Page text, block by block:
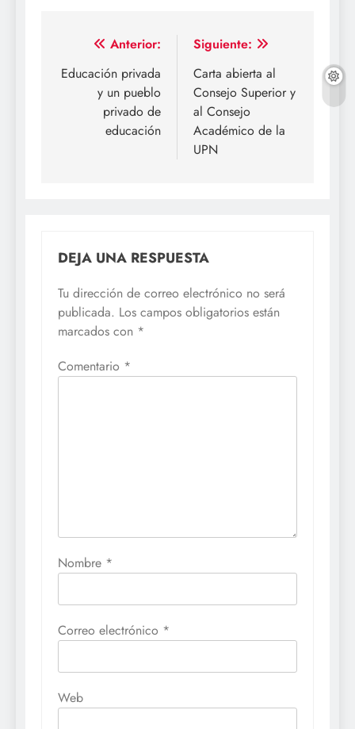
Navegación
de
entradas
Anterior:
Educación privada
y un pueblo
privado de
educación
Siguiente:
Carta abierta al
Consejo Superior y
al Consejo
Académico de la
UPN
DEJA UNA RESPUESTA
Tu dirección de correo electrónico no será
publicada. Los campos obligatorios están
marcados con *
Comentario *
Nombre *
Correo electrónico *
Web